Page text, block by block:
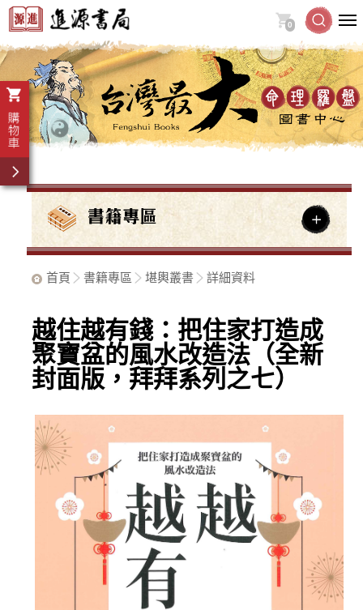
0
首頁 書籍專區 堪輿叢書 詳細資料
越住越有錢：把住家打造成
聚寶盆的風水改造法（全新
封面版，拜拜系列之七）